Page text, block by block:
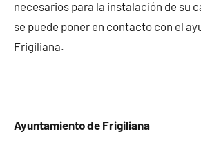
necesarios para la instalación de su
se puede poner en contacto con el
Frigiliana.
Ayuntamiento de Frigiliana